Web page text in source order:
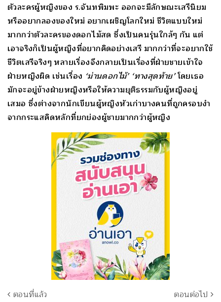
ตัวละครผู้หญิงของ ร.จันทพิมพะ ออกจะมีลักษณะเสรีนิยม
หรืออยากลองของใหม่ อยากเผชิญโลกใหม่ ชีวิตแบบใหม่
มากกว่าตัวละครของดอกไม้สด ซึ่งเป็นคนรุ่นใกล้ๆ กัน แต่
เอาจริงก็เป็นผู้หญิงที่อยากคิดอย่างเสรี มากกว่าที่จะอยากใช้
ชีวิตเสรีจริงๆ หลายเรื่องจึงกลายเป็นเรื่องที่ฝ่ายชายเข้าใจ
ฝ่ายหญิงผิด เช่นเรื่อง ‘ม่านดอกไม้’ ‘ทางสุดท้าย’โดยเธอ
มักจะอยู่ข้างฝ่ายหญิงหรือให้ความยุติธรรมกับผู้หญิงอยู่
เสมอ ซึ่งต่างจากนักเขียนผู้หญิงหัวเก่าบางคนที่ถูกครอบงำ
จากกระแสคิดหลักที่ยกย่องผู้ชายมากกว่าผู้หญิง
ตอนที่แล้ว ตอนต่อไป